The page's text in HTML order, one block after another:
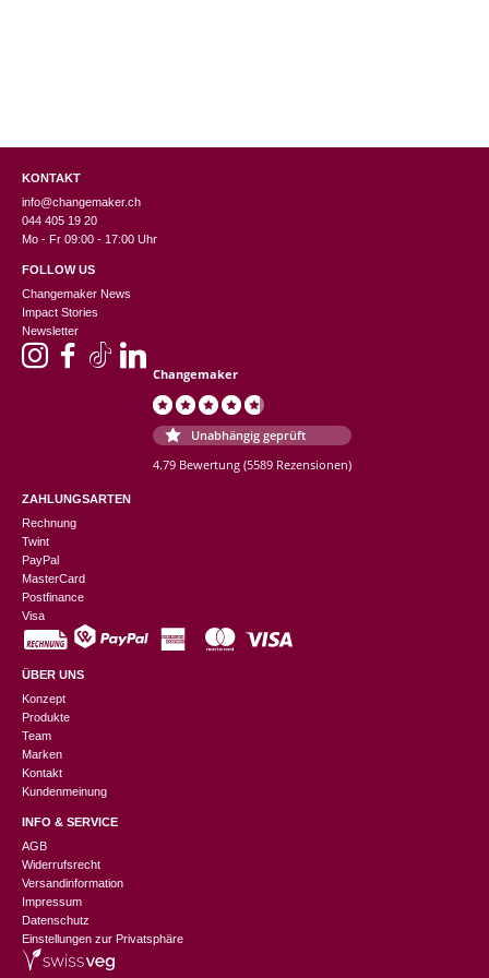
KONTAKT
info@changemaker.ch
044 405 19 20
Mo - Fr 09:00 - 17:00 Uhr
FOLLOW US
Changemaker News
Impact Stories
Newsletter
Changemaker
Unabhängig geprüft
4.79 Bewertung (5589 Rezensionen)
ZAHLUNGSARTEN
Rechnung
Twint
PayPal
MasterCard
Postfinance
Visa
ÜBER UNS
Konzept
Produkte
Team
Marken
Kontakt
Kundenmeinung
INFO & SERVICE
AGB
Widerrufsrecht
Versandinformation
Impressum
Datenschutz
Einstellungen zur Privatsphäre